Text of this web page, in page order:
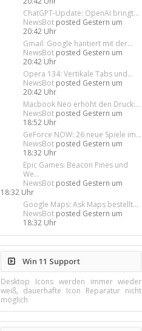
ChatGPT-Update: OpenAI bringt...
NewsBot posted Gestern um
20:42 Uhr
Gmail: Google hantiert mit der...
NewsBot posted Gestern um
20:42 Uhr
Opera 134: Vertikale Tabs und...
NewsBot posted Gestern um
20:42 Uhr
Macbook Neo erhöht den Druck:...
NewsBot posted Gestern um
18:52 Uhr
GeForce NOW: 26 neue Spiele im...
NewsBot posted Gestern um
18:32 Uhr
Epic Games: Beacon Pines und
We...
NewsBot posted Gestern um
18:32 Uhr
Google Maps: Ask Maps bestellt...
NewsBot posted Gestern um
18:32 Uhr
Win 11 Support
Desktop Icons werden immer wieder
weiß, dauerhafte Icon Reparatur nicht
möglich